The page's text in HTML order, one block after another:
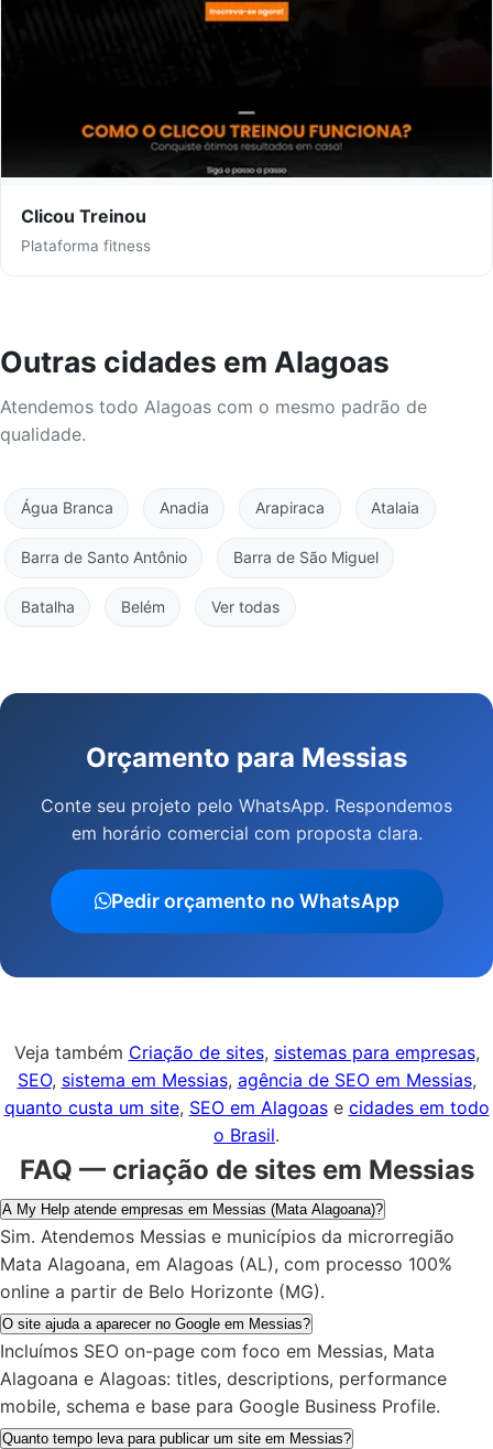
Clicou Treinou
Plataforma fitness
Outras cidades em Alagoas
Atendemos todo Alagoas com o mesmo padrão de
qualidade.
Água Branca Anadia Arapiraca Atalaia
Barra de Santo Antônio Barra de São Miguel
Batalha Belém Ver todas
Orçamento para Messias
Conte seu projeto pelo WhatsApp. Respondemos
em horário comercial com proposta clara.
Pedir orçamento no WhatsApp
Veja também Criação de sites, sistemas para empresas,
SEO, sistema em Messias, agência de SEO em Messias,
quanto custa um site, SEO em Alagoase cidades em todo
o Brasil.
FAQ — criação de sites em Messias
A My Help atende empresas em Messias (Mata Alagoana)?
Sim. Atendemos Messias e municípios da microrregião
Mata Alagoana, em Alagoas (AL), com processo 100%
online a partir de Belo Horizonte (MG).
O site ajuda a aparecer no Google em Messias?
Incluímos SEO on-page com foco em Messias, Mata
Alagoana e Alagoas: titles, descriptions, performance
mobile, schema e base para Google Business Profile.
Quanto tempo leva para publicar um site em Messias?